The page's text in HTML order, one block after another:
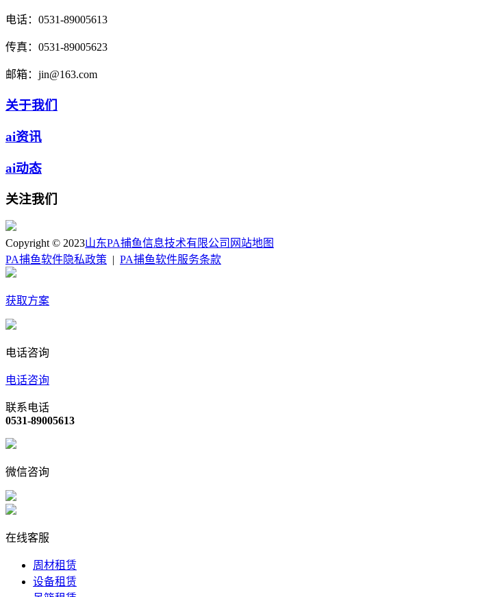
电话： 0531-89005613
传真： 0531-89005623
邮箱： jin@163.com
关于我们
ai资讯
ai动态
关注我们
Copyright © 2023山东PA捕鱼信息技术有限公司 网站地图
PA捕鱼软件隐私政策 | PA捕鱼软件服务条款
获取方案
电话咨询
电话咨询
联系电话
0531-89005613
微信咨询
在线客服
周材租赁
设备租赁